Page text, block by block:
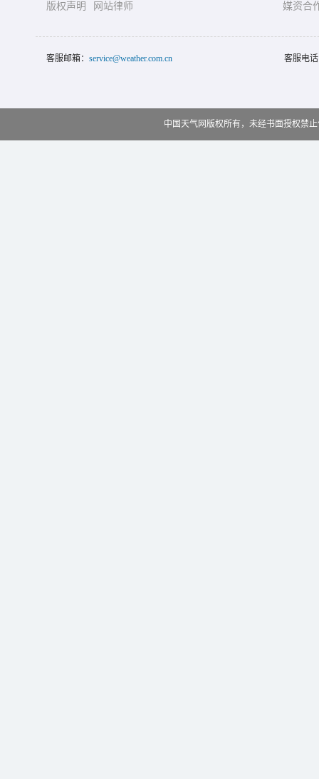
版权声明
网站律师
媒资合
客服邮箱： service@weather.com.cn 客服电
中国天气网版权所有，未经书面授权